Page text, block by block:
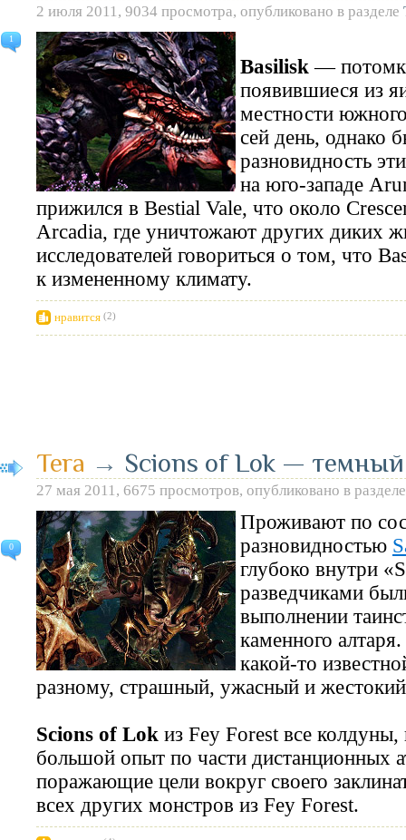
1
2 июля 2011, 9034 просмотра, опубликовано в разделе
Basilisk —
появившиеся из
местности
сей день, однако
разновидность
на юго-западе
прижился в Bestial Vale, что около
Arcadia, где уничтожают других диких
исследователей говориться о том, что
к измененному климату.
нравится (2)
0
Tera → Scions of Lok — темный
27 мая 2011, 6675 просмотров, опубликовано в
Проживают по
разновидностью
глубоко внутри
разведчиками
выполнении
каменного
какой-то
разному, страшный, ужасный и
Scions of Lok из Fey Forest все
большой опыт по части дистанционных
поражающие цели вокруг своего
всех других монстров из Fey Forest.